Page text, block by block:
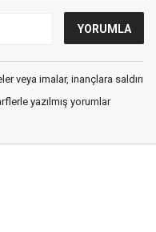
veya imalar, inançlara saldırı
yazılmış yorumlar